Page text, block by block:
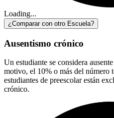
Loading...
¿Comparar con otro Escuela?
Ausentismo crónico
Un estudiante se considera
motivo, el 10% o más del número
estudiantes de preescolar están
crónico.